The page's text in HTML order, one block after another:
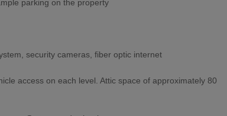
parking on the property
security cameras, fiber optic internet
access on each level. Attic space of approximately 80